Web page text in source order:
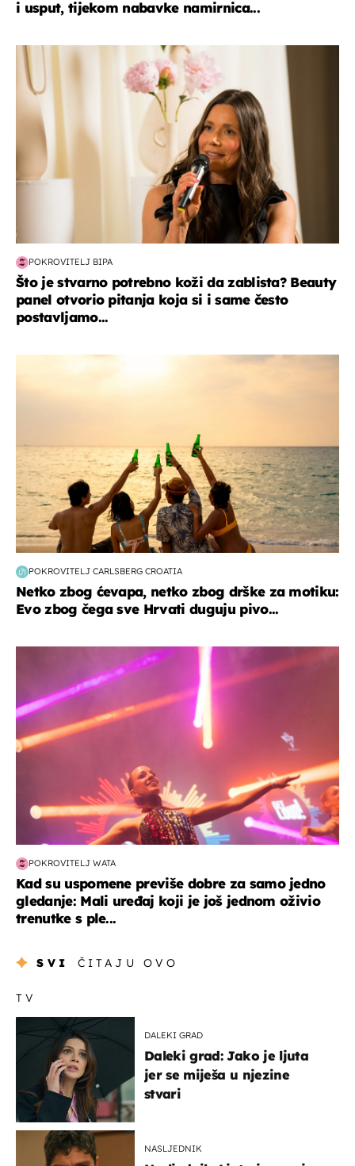
i usput, tijekom nabavke namirnica...
moda & ljepota
POKROVITELJ BIPA
Što je stvarno potrebno koži da zablista? Beauty
panel otvorio pitanja koja si i same često
postavljamo...
POKROVITELJ CARLSBERG CROATIA
Netko zbog ćevapa, netko zbog drške za motiku:
Evo zbog čega sve Hrvati duguju pivo...
POKROVITELJ WATA
Kad su uspomene previše dobre za samo jedno
gledanje: Mali uređaj koji je još jednom oživio
trenutke s ple...
SVI ČITAJU OVO
TV
DALEKI GRAD
Daleki grad: Jako je ljuta
jer se miješa u njezine
stvari
NASLJEDNIK